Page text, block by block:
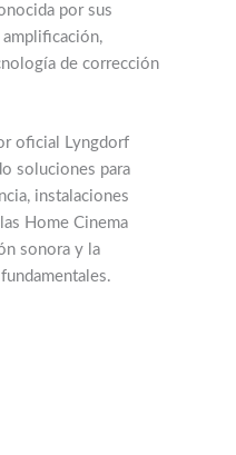
por sus
de corrección
oficial Lyngdorf
soluciones para
instalaciones
Home Cinema
sonora y la